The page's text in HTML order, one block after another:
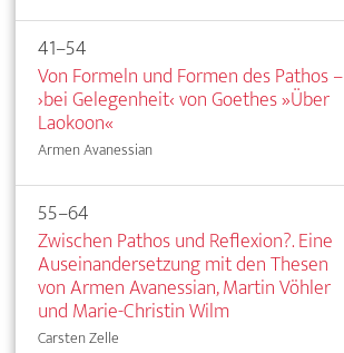
41–54
Von Formeln und Formen des Pathos –
›bei Gelegenheit‹ von Goethes »Über
Laokoon«
Armen Avanessian
55–64
Zwischen Pathos und Reflexion?. Eine
Auseinandersetzung mit den Thesen
von Armen Avanessian, Martin Vöhler
und Marie-Christin Wilm
Carsten Zelle